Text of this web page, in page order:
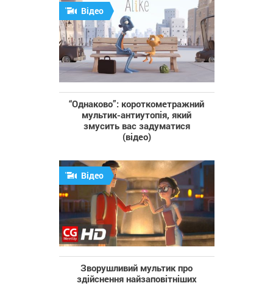
Відео
“Однаково”: короткометражний
мультик-антиутопія, який
змусить вас задуматися
(відео)
Відео
Зворушливий мультик про
здійснення найзаповітніших